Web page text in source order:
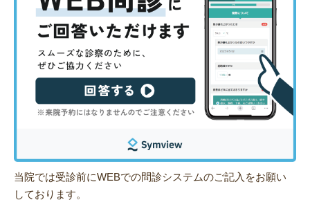
当院では受診前にWEBでの問診システムのご記入をお願い
しております。